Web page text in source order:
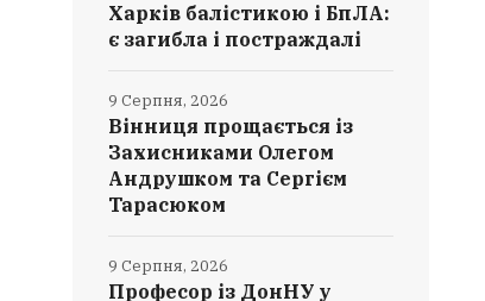
Харків балістикою і БпЛА:
є загибла і постраждалі
Вінниця прощається із
Захисниками Олегом
Андрушком та Сергієм
Тарасюком
9 Серпня, 2026
Професор із ДонНУ у
9 Серпня, 2026